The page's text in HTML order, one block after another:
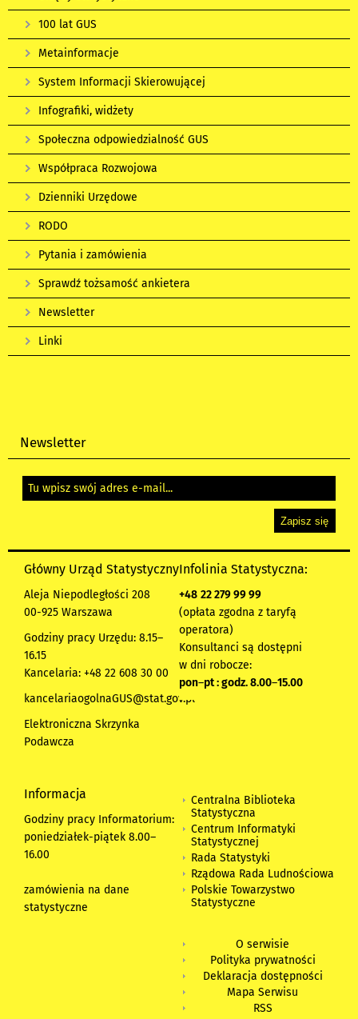
100 lat GUS
Metainformacje
System Informacji Skierowującej
Infografiki, widżety
Społeczna odpowiedzialność GUS
Współpraca Rozwojowa
Dzienniki Urzędowe
RODO
Pytania i zamówienia
Sprawdź tożsamość ankietera
Newsletter
Linki
Newsletter
Główny Urząd Statystyczny
Aleja Niepodległości 208
00-925 Warszawa
Godziny pracy Urzędu: 8.15–
16.15
Kancelaria: +48 22 608 30 00
kancelariaogolnaGUS@stat.gov.pl
Elektroniczna Skrzynka
Podawcza
Infolinia Statystyczna:
+48 22 279 99 99
(opłata zgodna z taryfą
operatora)
Konsultanci są dostępni
w dni robocze:
pon–pt : godz. 8.00–15.00
Informacja
Godziny pracy Informatorium:
poniedziałek-piątek 8.00–
16.00
zamówienia na dane
statystyczne
Centralna Biblioteka
Statystyczna
Centrum Informatyki
Statystycznej
Rada Statystyki
Rządowa Rada Ludnościowa
Polskie Towarzystwo
Statystyczne
O serwisie
Polityka prywatności
Deklaracja dostępności
Mapa Serwisu
RSS